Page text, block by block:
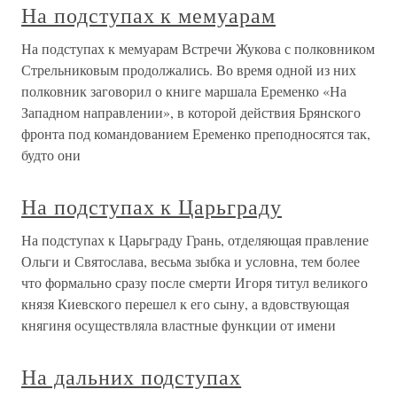
На подступах к мемуарам
На подступах к мемуарам Встречи Жукова с полковником
Стрельниковым продолжались. Во время одной из них
полковник заговорил о книге маршала Еременко «На
Западном направлении», в которой действия Брянского
фронта под командованием Еременко преподносятся так,
будто они
На подступах к Царьграду
На подступах к Царьграду Грань, отделяющая правление
Ольги и Святослава, весьма зыбка и условна, тем более
что формально сразу после смерти Игоря титул великого
князя Киевского перешел к его сыну, а вдовствующая
княгиня осуществляла властные функции от имени
На дальних подступах